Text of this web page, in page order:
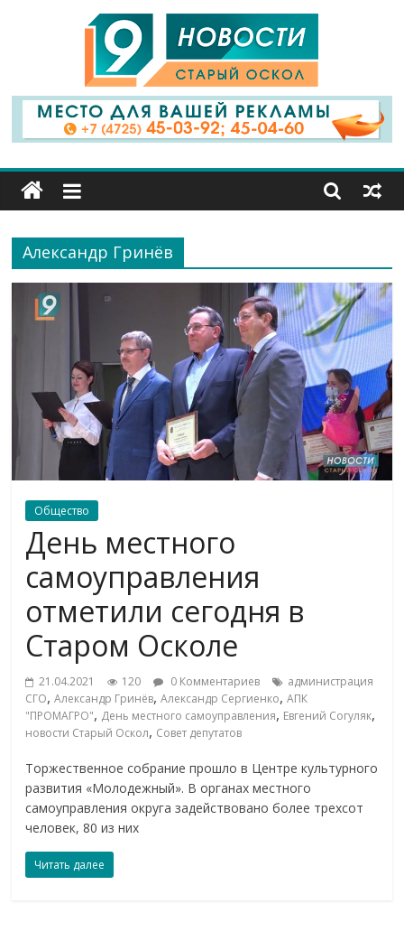
9
Канал
Старый
Оскол
Александр Гринёв
Общество
День местного
самоуправления
отметили сегодня в
Старом Осколе
21.04.2021 120 0 Комментариев
администрация
СГО,Александр Гринёв,Александр Сергиенко,АПК
"ПРОМАГРО", День местного самоуправления, Евгений Согуляк,
новости Старый Оскол, Совет депутатов
Торжественное собрание прошло в Центре культурного
развития «Молодежный». В органах местного
самоуправления округа задействовано более трехсот
человек, 80 из них
Читать далее